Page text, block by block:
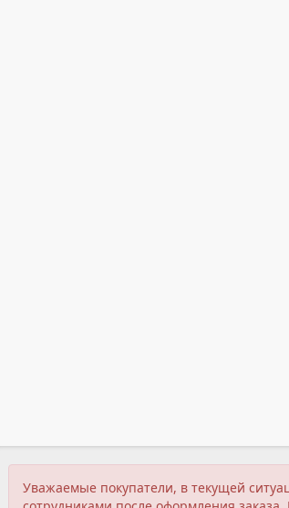
Уважаемые покупатели, в текущей